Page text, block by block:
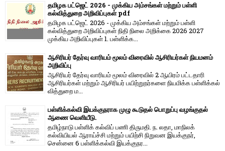
தமிழக பட்ஜெட் 2026 - முக்கிய அம்சங்கள் மற்றும் பள்ளி
கல்வித்துறை அறிவிப்புகள் pdf
தமிழக பட்ஜெட் 2026 - முக்கிய அம்சங்கள் மற்றும் பள்ளி
கல்வித்துறை அறிவிப்புகள் நிதி நிலை அறிக்கை 2026 2027
முக்கிய அறிவிப்புகள் 1. பள்ளிக்க...
ஆசிரியர் தேர்வு வாரியம் மூலம் விரைவில் ஆசிரியர்கள் நியமனம்
அறிவிப்பு
ஆசிரியர் தேர்வு வாரி​யம் மூலம் விரை​வில் 2 ஆயிரம் பட்​ட​தாரி
ஆசிரியர்​கள் மற்​றும் ஆசிரியர் பயிற்றுநர்​களை நியமிக்க பள்​ளிக்​கல்​
வித்​துறை ம...
பள்ளிக்கல்வி இயக்குநராக முழு கூடுதல் பொறுப்பு வழங்குதல்
ஆணை வெளியீடு.
தமிழ்நாடு பள்ளிக் கல்விப் பணி திருமதி. ந. லதா, மாநிலக்
கல்வியியல் ஆராய்ச்சி மற்றும் பயிற்சி நிறுவன இயக்குநர்,
சென்னை 6 பள்ளிக்கல்வி இயக்குநர...